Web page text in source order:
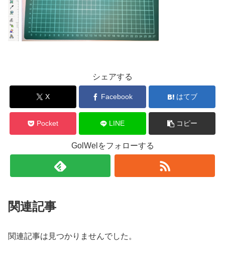
シェアする
X Facebook はてブ
Pocket LINE コピー
GolWelをフォローする
関連記事
関連記事は見つかりませんでした。